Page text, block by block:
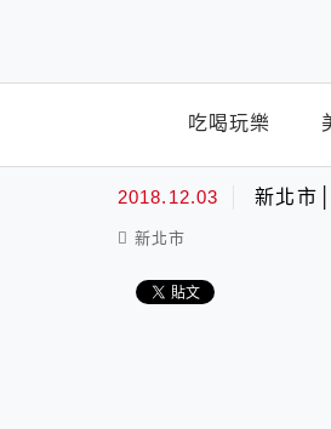
吃喝玩樂
2018.12.03 新北市
新北市